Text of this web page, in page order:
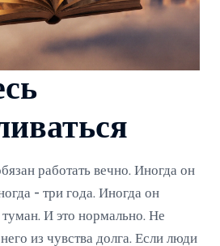
работать вечно. Иногда он
- три года. Иногда он
туман. И это нормально. Не
из чувства долга. Если люди